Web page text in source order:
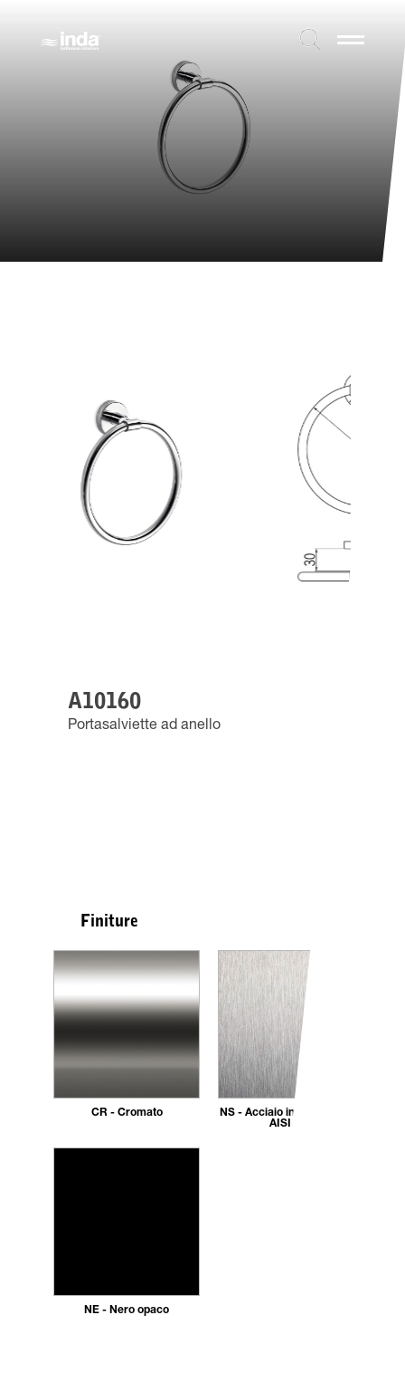
A10160
Portasalviette ad anello
Finiture
CR - Cromato
NS - Acciaio inox spazzolato
AISI 304
NE - Nero opaco